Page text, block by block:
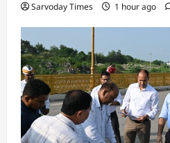
Sarvoday Times 1 hour ago